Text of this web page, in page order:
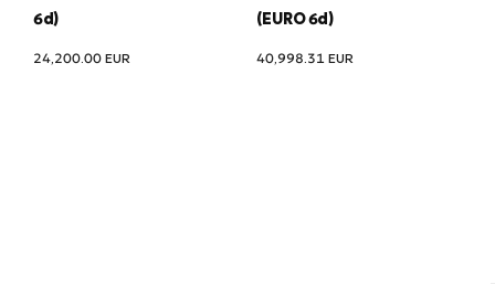
6d)
24,200.00 EUR
(EURO 6d)
40,998.31 EUR